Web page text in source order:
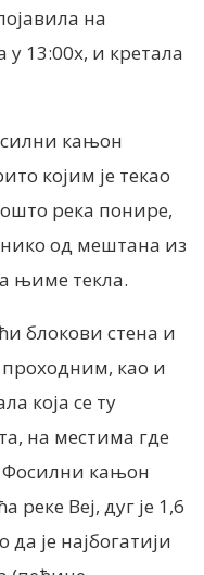
на
у 13:00х, и кретала
кањон
којим је текао
река понире,
нико од мештана из
њиме текла.
блокови стена и
као и
која се ту
на местима где
Фосилни кањон
Веј, дуг је 1,6
је најбогатији